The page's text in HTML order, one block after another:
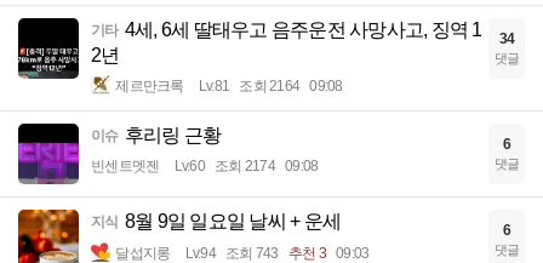
기타 4세, 6세 딸태우고 음주운전 사망사고, 징역 1
2년
제르만크록 Lv.81 조회 2164 09:08
34
댓글
이슈 후리링 근황
빈센트멧젠 Lv.60 조회 2174 09:08
6
댓글
지식 8월 9일 일요일 날씨 + 운세
달섭지롱 Lv.94 조회 743 추천 3 09:03
6
댓글